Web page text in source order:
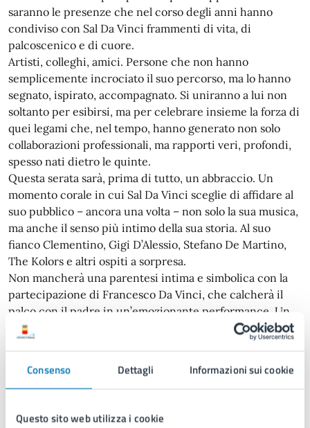
Consenso Dettagli Informazioni sui cookie
Questo sito web utilizza i cookie
saranno le presenze che nel corso degli anni hanno
condiviso con Sal Da Vinci frammenti di vita, di
palcoscenico e di cuore.
Artisti, colleghi, amici. Persone che non hanno
semplicemente incrociato il suo percorso, ma lo hanno
segnato, ispirato, accompagnato. Si uniranno a lui non
soltanto per esibirsi, ma per celebrare insieme la forza di
quei legami che, nel tempo, hanno generato non solo
collaborazioni professionali, ma rapporti veri, profondi,
spesso nati dietro le quinte.
Questa serata sarà, prima di tutto, un abbraccio. Un
momento corale in cui Sal Da Vinci sceglie di affidare al
suo pubblico – ancora una volta – non solo la sua musica,
ma anche il senso più intimo della sua storia. Al suo
fianco Clementino, Gigi D’Alessio, Stefano De Martino,
The Kolors e altri ospiti a sorpresa.
Non mancherà una parentesi intima e simbolica con la
partecipazione di Francesco Da Vinci, che calcherà il
palco con il padre in un’emozionante performance. Un
passaggio di testimone che unisce passato, presente e
UN FENOMENO CHE NON CONOSCE CONFINI
In una carriera costellata di successi, è “Rossetto e Caffè”
di un’intera generazione e suggellando un’evoluzione